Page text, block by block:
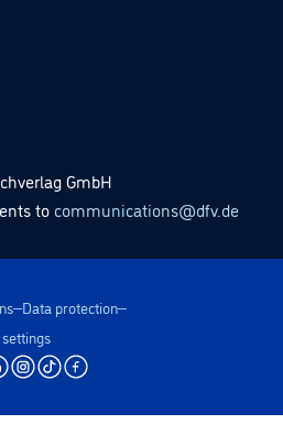
GmbH
to communications@dfv.de
Data protection